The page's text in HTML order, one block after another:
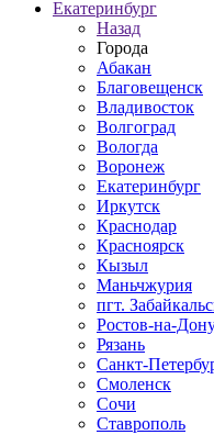
Екатеринбург
Назад
Города
Абакан
Благовещенск
Владивосток
Волгоград
Вологда
Воронеж
Екатеринбург
Иркутск
Краснодар
Красноярск
Кызыл
Маньчжурия
пгт.
Ростов-на-
Рязань
Санкт-
Смоленск
Сочи
Ставрополь